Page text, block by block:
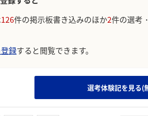
126件の掲示板書き込みのほか2件の選考
録すると閲覧できます。
選考体験記を見る(